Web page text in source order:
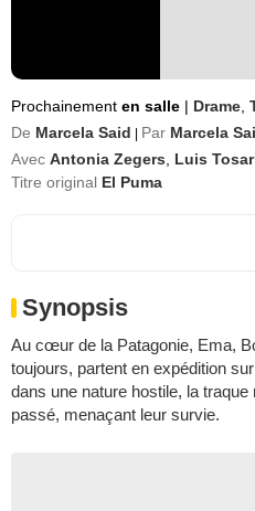
Prochainement en salle | Drame
De Marcela Said Par Marcela
Avec Antonia Zegers Luis Tosar,
Titre original El Puma
Synopsis
Au cœur de la Patagonie, Ema,
toujours, partent en expédition
dans une nature hostile, la
passé, menaçant leur survie.